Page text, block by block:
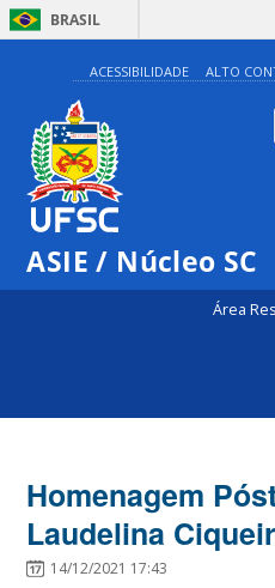
BRASIL
ACESSIBILIDADE ALTO
ASIE / Núcleo SC
Área
Homenagem
Laudelina
14/12/2021 17:43